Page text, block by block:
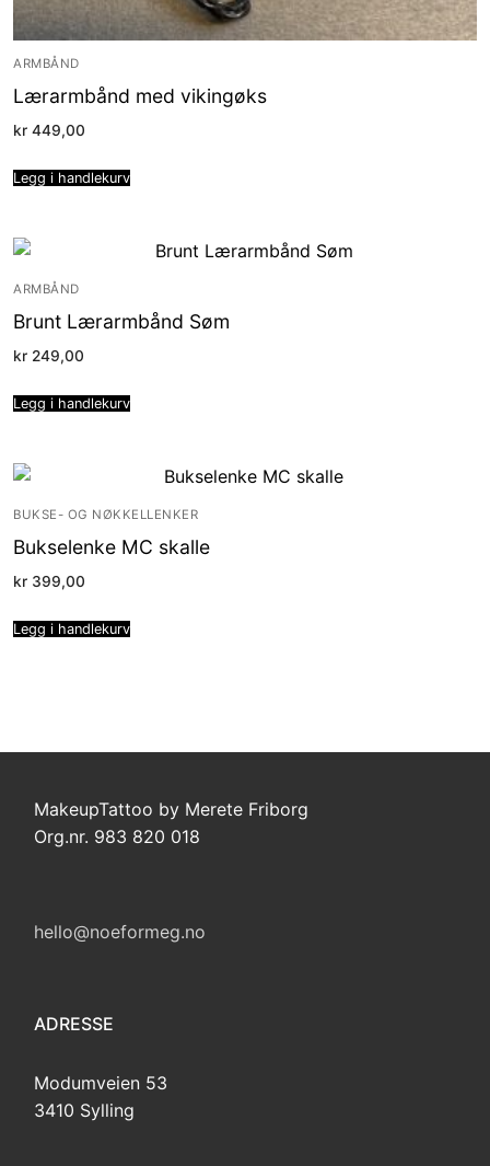
ARMBÅND
Lærarmbånd med vikingøks
kr 449,00
Legg i handlekurv
ARMBÅND
Brunt Lærarmbånd Søm
kr 249,00
Legg i handlekurv
BUKSE- OG NØKKELLENKER
Bukselenke MC skalle
kr 399,00
Legg i handlekurv
MakeupTattoo by Merete Friborg
Org.nr. 983 820 018
hello@noeformeg.no
ADRESSE
Modumveien 53
3410 Sylling